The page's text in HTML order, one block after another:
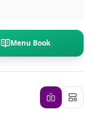
Menu Book